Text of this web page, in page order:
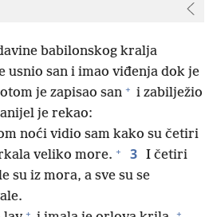
babilonskog kralja
usnio san i imao viđenja dok je
je zapisao san + i zabilježio
je rekao:
noći vidio sam kako su četiri
veliko more. + 3 I četiri
su iz mora, a sve su se
+ +